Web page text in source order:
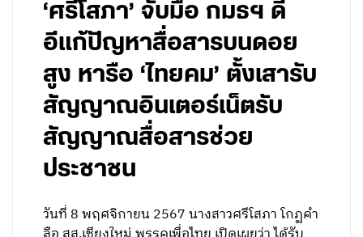
‘ศรีโสภา’ จับมือ กมธฯ ดี
อีแก้ปัญหาสื่อสารบนดอย
สูง หารือ ‘ไทยคม’ ตั้งเสารับ
สัญญาณอินเตอร์เน็ตรับ
สัญญาณสื่อสารช่วย
ประชาชน
วันที่ 8 พฤศจิกายน 2567 นางสาวศรีโสภา โกฏคำ